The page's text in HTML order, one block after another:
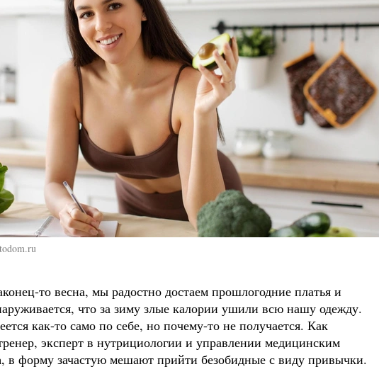
то весна, мы радостно достаем прошлогодние платья и
что за зиму злые калории ушили всю нашу одежду.
как-то само по себе, но почему-то не получается. Как
эксперт в нутрициологии и управлении медицинским
, в форму зачастую мешают прийти безобидные с виду привычки.